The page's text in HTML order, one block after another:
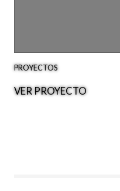
PROYECTOS
VER PROYECTO